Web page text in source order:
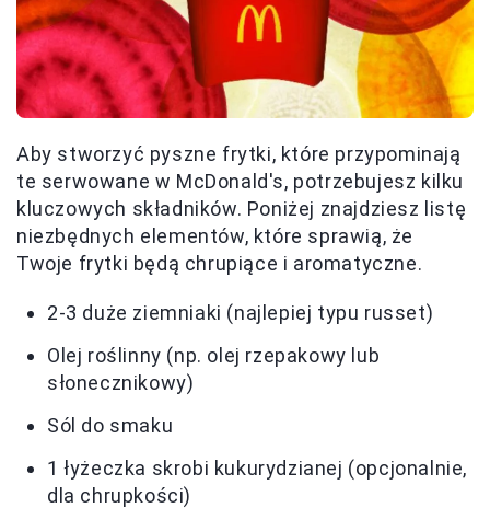
Aby stworzyć pyszne frytki, które przypominają
te serwowane w McDonald's, potrzebujesz kilku
kluczowych składników. Poniżej znajdziesz listę
niezbędnych elementów, które sprawią, że
Twoje frytki będą chrupiące i aromatyczne.
2-3 duże ziemniaki (najlepiej typu russet)
Olej roślinny (np. olej rzepakowy lub
słonecznikowy)
Sól do smaku
1 łyżeczka skrobi kukurydzianej (opcjonalnie,
dla chrupkości)